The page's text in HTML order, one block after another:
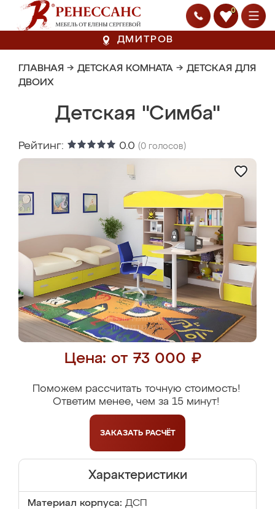
0
ДМИТРОВ
ГЛАВНАЯ → ДЕТСКАЯ КОМНАТА → ДЕТСКАЯ ДЛЯ
ДВОИХ
Детская "Симба"
Рейтинг: 0.0 (0 голосов)
Цена: от 73 000 ₽
Поможем рассчитать точную стоимость!
Ответим менее, чем за 15 минут!
ЗАКАЗАТЬ РАСЧЁТ
Характеристики
Материал корпуса: ДСП